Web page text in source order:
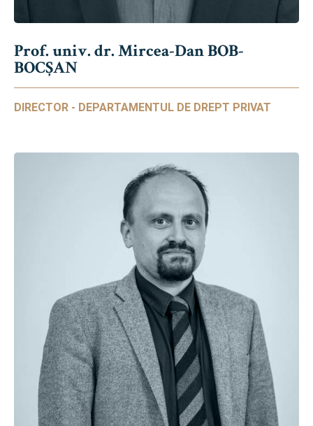
Prof. univ. dr. Mircea-Dan BOB-
BOCȘAN
DIRECTOR - DEPARTAMENTUL DE DREPT PRIVAT